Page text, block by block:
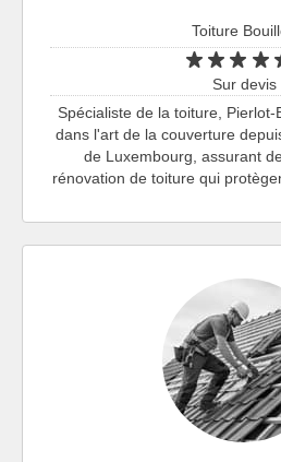
Toiture
Sur devis
Spécialiste de la toiture,
dans l'art de la couverture
de Luxembourg, assurant
rénovation de toiture qui